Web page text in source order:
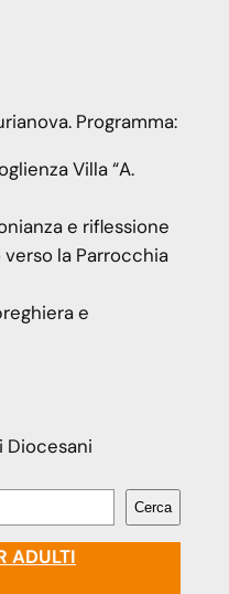
Programma:
Villa “A.
e riflessione
verso la Parrocchia
e
Cerca
ADULTI